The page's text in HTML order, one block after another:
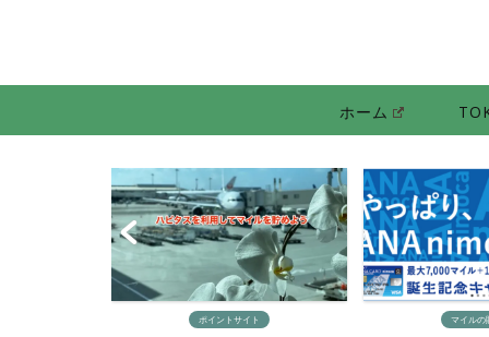
ホーム
ポイントサイト マイルの